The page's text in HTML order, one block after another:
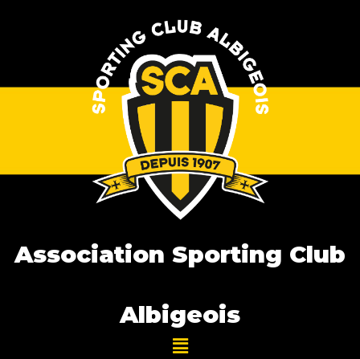
Association Sporting Club
Albigeois